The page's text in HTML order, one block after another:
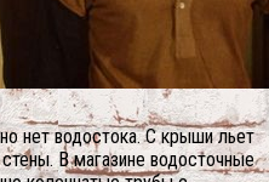
нет водостока. С крыши льет
В магазине водосточные